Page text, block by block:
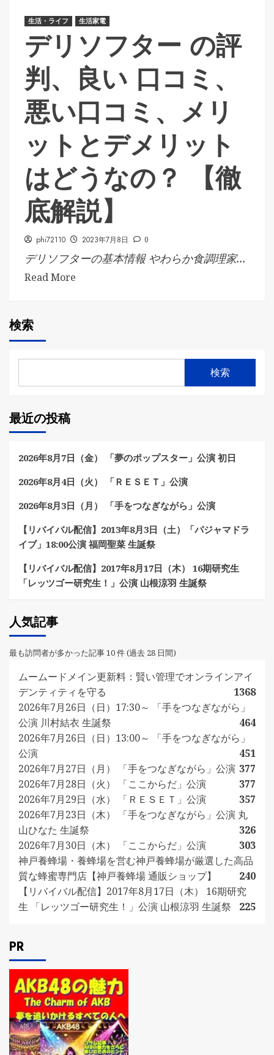
生活・ライフ 生活家電
デリソフター の評
判、良い 口コミ、
悪い口コミ、メリ
ットとデメリット
はどうなの？ 【徹
底解説】
phi72110 2023年7月8日 0
デリソフターの基本情報 やわらか食調理家...
Read More
検索
検索
最近の投稿
2026年8月7日（金） 「夢のポップスター」公演 初日
2026年8月4日（火） 「ＲＥＳＥＴ」公演
2026年8月3日（月） 「手をつなぎながら」公演
【リバイバル配信】2013年8月3日（土）「パジャマドラ
イブ」18:00公演 福岡聖菜 生誕祭
【リバイバル配信】2017年8月17日（木） 16期研究生
「レッツゴー研究生！」公演 山根涼羽 生誕祭
人気記事
最も訪問者が多かった記事 10 件 (過去 28 日間)
ムームードメイン更新料：賢い管理でオンラインアイ
デンティティを守る
1368
2026年7月26日（日）17:30～ 「手をつなぎながら」
公演 川村結衣 生誕祭
464
2026年7月26日（日）13:00～ 「手をつなぎながら」
公演
451
2026年7月27日（月） 「手をつなぎながら」公演 377
2026年7月28日（火） 「ここからだ」公演
377
2026年7月29日（水） 「ＲＥＳＥＴ」公演
357
2026年7月23日（木） 「手をつなぎながら」公演 丸
山ひなた 生誕祭
326
2026年7月30日（木） 「ここからだ」公演
303
神戸養蜂場・養蜂場を営む神戸養蜂場が厳選した高品
質な蜂蜜専門店【神戸養蜂場 通販ショップ】
240
【リバイバル配信】2017年8月17日（木） 16期研究
生 「レッツゴー研究生！」公演 山根涼羽 生誕祭
225
PR